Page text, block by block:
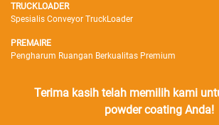
TRUCKLOADER
Spesialis Conveyor TruckLoader
PREMAIRE
Pengharum Ruangan Berkualitas Premium
Terima kasih telah memilih kami
powder coating Anda!